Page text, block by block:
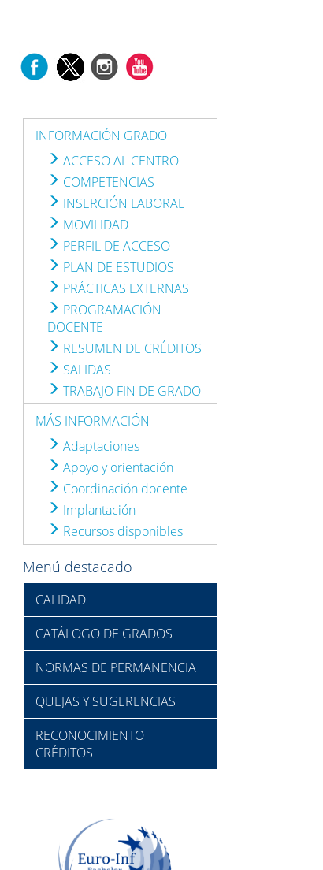
INFORMACIÓN GRADO
ACCESO AL CENTRO
COMPETENCIAS
INSERCIÓN LABORAL
MOVILIDAD
PERFIL DE ACCESO
PLAN DE ESTUDIOS
PRÁCTICAS EXTERNAS
PROGRAMACIÓN
DOCENTE
RESUMEN DE CRÉDITOS
SALIDAS
TRABAJO FIN DE GRADO
MÁS INFORMACIÓN
Adaptaciones
Apoyo y orientación
Coordinación docente
Implantación
Recursos disponibles
Menú destacado
CALIDAD
CATÁLOGO DE GRADOS
NORMAS DE PERMANENCIA
QUEJAS Y SUGERENCIAS
RECONOCIMIENTO
CRÉDITOS